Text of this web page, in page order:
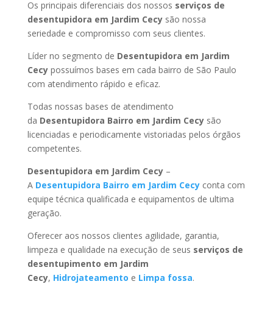
Os principais diferenciais dos nossos serviços de
desentupidora em Jardim Cecysão nossa
seriedade e compromisso com seus clientes.
Líder no segmento de Desentupidora em Jardim
Cecypossuímos bases em cada bairro de São Paulo
com atendimento rápido e eficaz.
Todas nossas bases de atendimento
da Desentupidora Bairro em Jardim Cecy são
licenciadas e periodicamente vistoriadas pelos órgãos
competentes.
Desentupidora em Jardim Cecy –
A Desentupidora Bairro em Jardim Cecy conta com
equipe técnica qualificada e equipamentos de ultima
geração.
Oferecer aos nossos clientes agilidade, garantia,
limpeza e qualidade na execução de seus serviços de
desentupimento em Jardim
Cecy, Hidrojateamento e Limpa fossa.